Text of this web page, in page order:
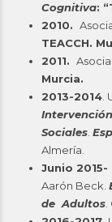
Cognitiva:
2010.
TEACCH.
2011.
Murcia.
2013-2014.
Sociales.
Almería.
Junio
Aarón Beck.
de Adultos.